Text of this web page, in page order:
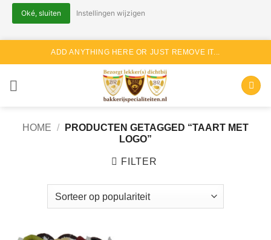
naar
ADD ANYTHING HERE OR JUST REMOVE IT...
HOME /
PRODUCTEN GETAGGED “TAART MET
LOGO”
FILTER
Oké, sluiten Instellingen wijzigen